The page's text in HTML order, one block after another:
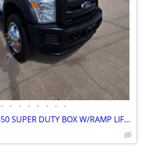
• • • • • • • •
#2245 2015 FORD F450 SUPER DUTY BOX W/RAMP LIFT($26,999)